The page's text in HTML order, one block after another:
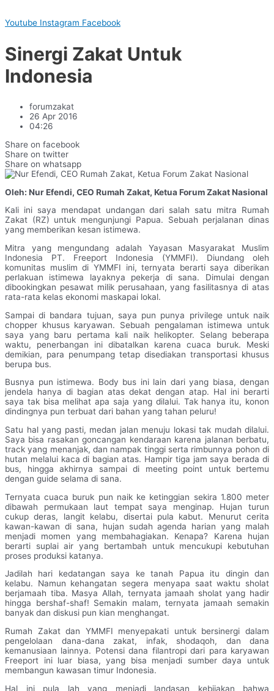
Youtube Instagram Facebook
Sinergi Zakat Untuk
Indonesia
forumzakat
26 Apr 2016
04:26
Share on facebook
Share on twitter
Share on whatsapp
Oleh: Nur Efendi, CEO Rumah Zakat, Ketua Forum Zakat Nasional
Kali ini saya mendapat undangan dari salah satu mitra Rumah
Zakat (RZ) untuk mengunjungi Papua. Sebuah perjalanan dinas
yang memberikan kesan istimewa.
Mitra yang mengundang adalah Yayasan Masyarakat Muslim
Indonesia PT. Freeport Indonesia (YMMFI). Diundang oleh
komunitas muslim di YMMFI ini, ternyata berarti saya diberikan
perlakuan istimewa layaknya pekerja di sana. Dimulai dengan
dibookingkan pesawat milik perusahaan, yang fasilitasnya di atas
rata-rata kelas ekonomi maskapai lokal.
Sampai di bandara tujuan, saya pun punya privilege untuk naik
chopper khusus karyawan. Sebuah pengalaman istimewa untuk
saya yang baru pertama kali naik helikopter. Selang beberapa
waktu, penerbangan ini dibatalkan karena cuaca buruk. Meski
demikian, para penumpang tetap disediakan transportasi khusus
berupa bus.
Busnya pun istimewa. Body bus ini lain dari yang biasa, dengan
jendela hanya di bagian atas dekat dengan atap. Hal ini berarti
saya tak bisa melihat apa saja yang dilalui. Tak hanya itu, konon
dindingnya pun terbuat dari bahan yang tahan peluru!
Satu hal yang pasti, medan jalan menuju lokasi tak mudah dilalui.
Saya bisa rasakan goncangan kendaraan karena jalanan berbatu,
track yang menanjak, dan nampak tinggi serta rimbunnya pohon di
hutan melalui kaca di bagian atas. Hampir tiga jam saya berada di
bus, hingga akhirnya sampai di meeting point untuk bertemu
dengan guide selama di sana.
Ternyata cuaca buruk pun naik ke ketinggian sekira 1.800 meter
dibawah permukaan laut tempat saya menginap. Hujan turun
cukup deras, langit kelabu, disertai pula kabut. Menurut cerita
kawan-kawan di sana, hujan sudah agenda harian yang malah
menjadi momen yang membahagiakan. Kenapa? Karena hujan
berarti suplai air yang bertambah untuk mencukupi kebutuhan
proses produksi katanya.
Jadilah hari kedatangan saya ke tanah Papua itu dingin dan
kelabu. Namun kehangatan segera menyapa saat waktu sholat
berjamaah tiba. Masya Allah, ternyata jamaah sholat yang hadir
hingga bershaf-shaf! Semakin malam, ternyata jamaah semakin
banyak dan diskusi pun kian menghangat.
Rumah Zakat dan YMMFI menyepakati untuk bersinergi dalam
pengelolaan dana-dana zakat, infak, shodaqoh, dan dana
kemanusiaan lainnya. Potensi dana filantropi dari para karyawan
Freeport ini luar biasa, yang bisa menjadi sumber daya untuk
membangun kawasan timur Indonesia.
Hal ini pula lah yang menjadi landasan kebijakan bahwa